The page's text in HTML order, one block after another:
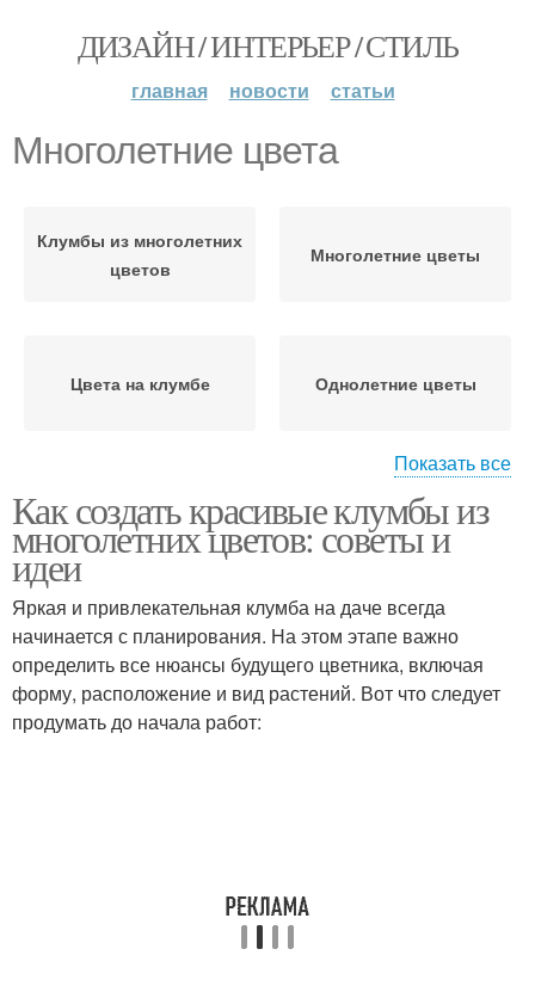
ДИЗАЙН / ИНТЕРЬЕР / СТИЛЬ
главная новости статьи
Многолетние цвета
Клумбы из многолетних
цветов
Многолетние цветы
Цвета на клумбе Однолетние цветы
цветов
Цвета в подмосковье
Показать все
Как создать красивые клумбы из
многолетних цветов: советы и
идеи
Яркая и привлекательная клумба на даче всегда
начинается с планирования. На этом этапе важно
определить все нюансы будущего цветника, включая
форму, расположение и вид растений. Вот что следует
продумать до начала работ: